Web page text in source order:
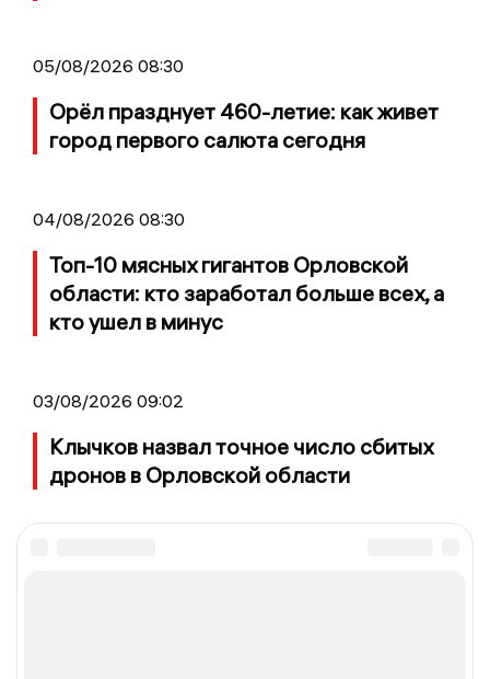
05/08/2026 08:30
Орёл празднует 460-летие: как живет
город первого салюта сегодня
04/08/2026 08:30
Топ-10 мясных гигантов Орловской
области: кто заработал больше всех, а
кто ушел в минус
03/08/2026 09:02
Клычков назвал точное число сбитых
дронов в Орловской области